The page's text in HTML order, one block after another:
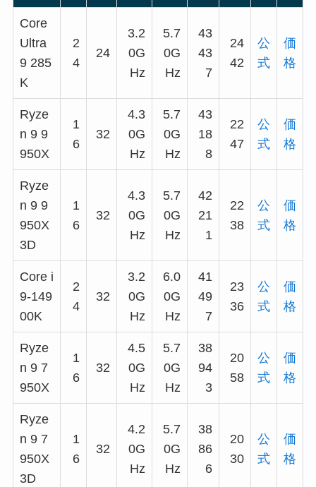
Core
Ultra
9 285
K
2
4
24
3.2
0G
Hz
5.7
0G
Hz
43
43
7
24
42
公
式
価
格
Ryze
n 9 9
950X
1
6
32
4.3
0G
Hz
5.7
0G
Hz
43
18
8
22
47
公
式
価
格
Ryze
n 9 9
950X
3D
1
6
32
4.3
0G
Hz
5.7
0G
Hz
42
21
1
22
38
公
式
価
格
Core i
9-149
00K
2
4
32
3.2
0G
Hz
6.0
0G
Hz
41
49
7
23
36
公
式
価
格
Ryze
n 9 7
950X
1
6
32
4.5
0G
Hz
5.7
0G
Hz
38
94
3
20
58
公
式
価
格
Ryze
n 9 7
950X
3D
1
6
32
4.2
0G
Hz
5.7
0G
Hz
38
86
6
20
30
公
式
価
格